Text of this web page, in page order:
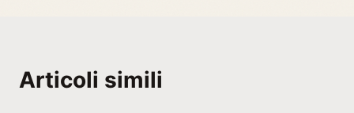
Articoli simili